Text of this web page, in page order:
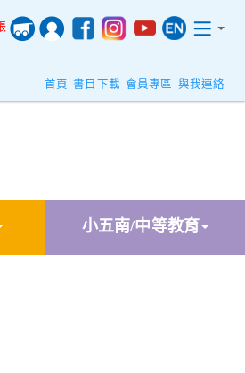
首頁 書目下載 會員專區 與我連絡
小五南/中等教育